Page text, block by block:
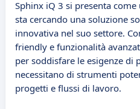
Sphinx iQ 3 si presenta
sta cercando una soluzione
innovativa nel suo settore.
friendly e funzionalità
per soddisfare le esigenze di
necessitano di strumenti
progetti e flussi di lavoro.